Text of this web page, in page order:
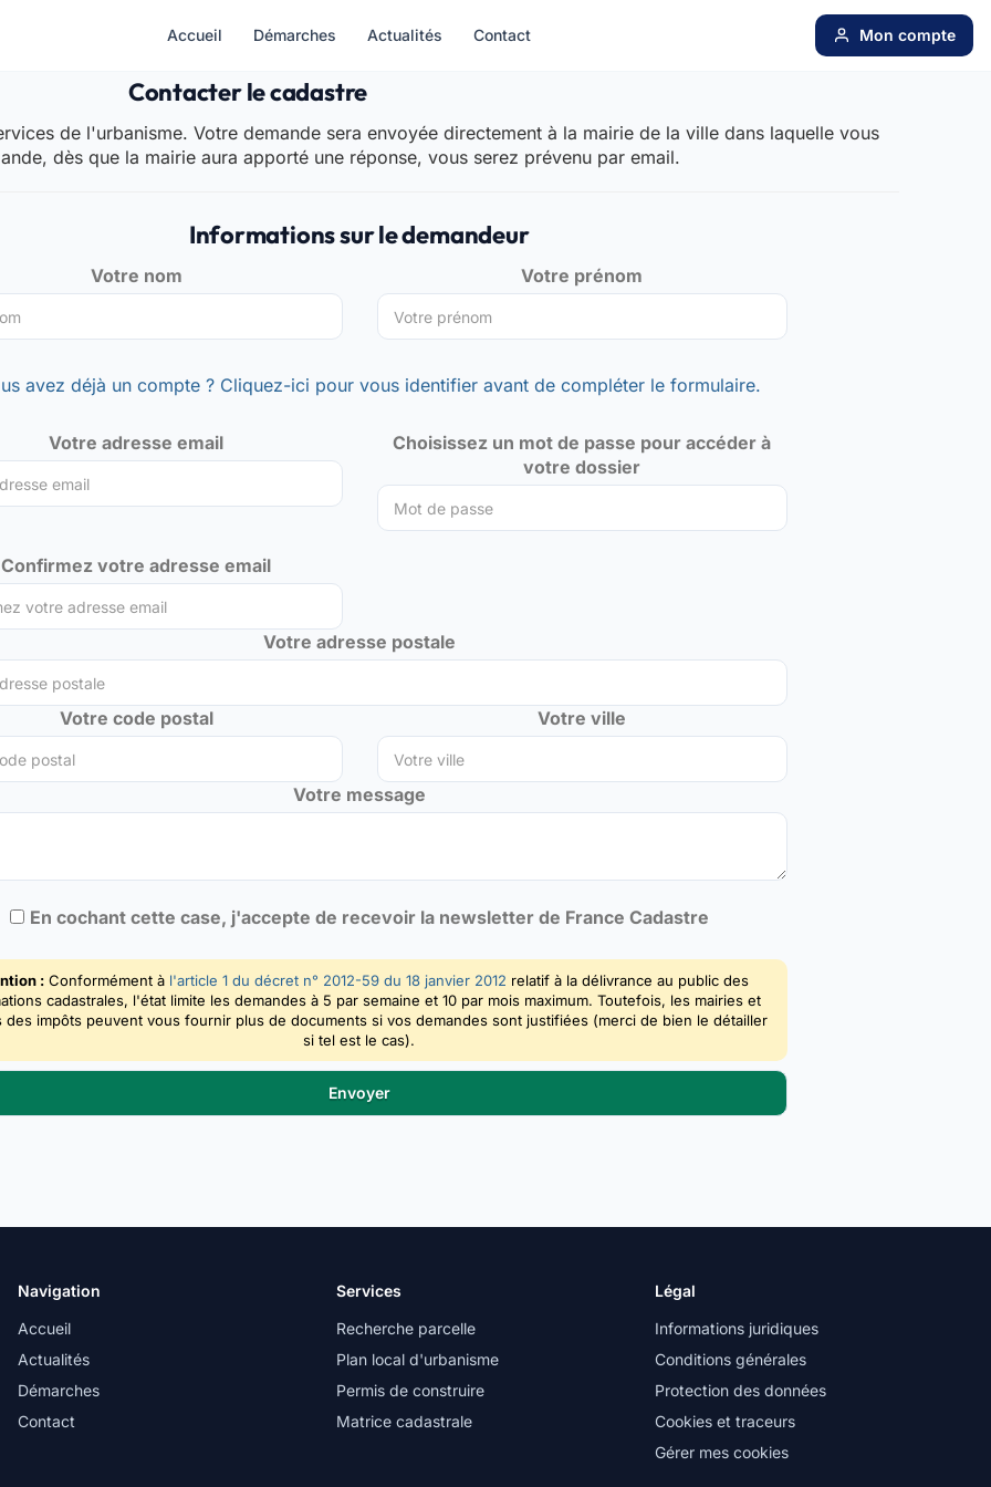
Accueil Démarches Actualités Contact Mon compte
Contacter le cadastre
de l'urbanisme. Votre demande sera envoyée directement à la mairie de la ville dans laquelle vous
dès que la mairie aura apporté une réponse, vous serez prévenu par email.
Informations sur le demandeur
Votre nom Votre prénom
avez déjà un compte ? Cliquez-ici pour vous identifier avant de compléter le formulaire.
Votre adresse email
Choisissez un mot de passe pour accéder à
votre dossier
Confirmez votre adresse email
Votre adresse postale
Votre code postal Votre ville
Votre message
En cochant cette case, j'accepte de recevoir la newsletter de France Cadastre
: Conformément à l'article 1 du décret n° 2012-59 du 18 janvier 2012 relatif à la délivrance au public des
cadastrales, l'état limite les demandes à 5 par semaine et 10 par mois maximum. Toutefois, les mairies et
des impôts peuvent vous fournir plus de documents si vos demandes sont justifiées (merci de bien le détailler
si tel est le cas).
Navigation
Accueil
Actualités
Démarches
Contact
Services
Recherche parcelle
Plan local d'urbanisme
Permis de construire
Matrice cadastrale
Légal
Informations juridiques
Conditions générales
Protection des données
Cookies et traceurs
Gérer mes cookies